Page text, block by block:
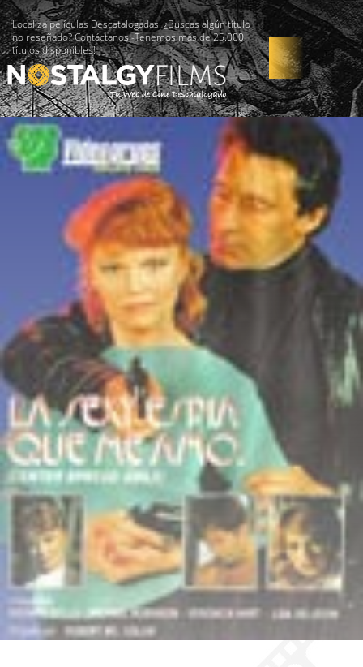
Localiza películas Descatalogadas. ¿Buscas algún título
no reseñado? Contáctanos -Tenemos más de 25.000
títulos disponibles!